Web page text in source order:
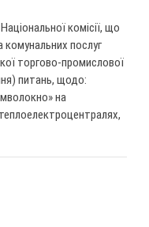
комісії, що
послуг
торгово-промислової
питань, щодо:
на